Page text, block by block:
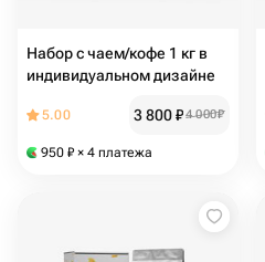
Набор с чаем/кофе 1 кг в
индивидуальном дизайне
5.00 3 800₽4 000₽
950 ₽ × 4 платежа